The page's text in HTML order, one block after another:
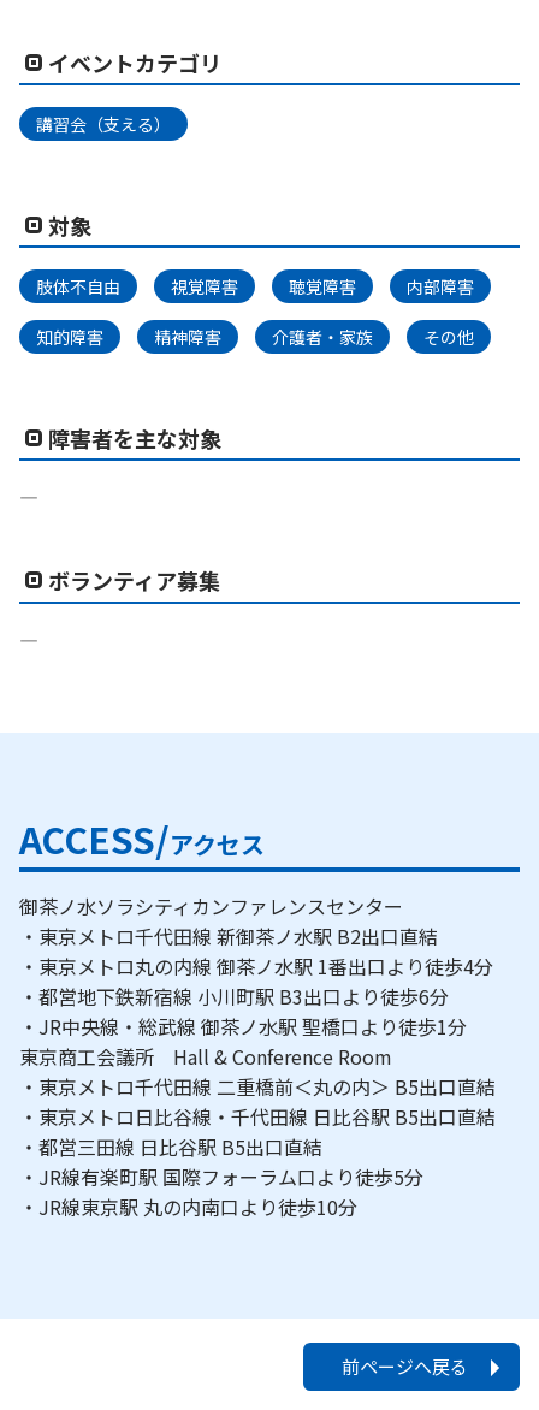
イベントカテゴリ
講習会（支える）
対象
肢体不自由 視覚障害 聴覚障害 内部障害
知的障害 精神障害 介護者・家族 その他
障害者を主な対象
―
ボランティア募集
―
ACCESS/アクセス
御茶ノ水ソラシティカンファレンスセンター
・東京メトロ千代田線 新御茶ノ水駅 B2出口直結
・東京メトロ丸の内線 御茶ノ水駅 1番出口より徒歩4分
・都営地下鉄新宿線 小川町駅 B3出口より徒歩6分
・JR中央線・総武線 御茶ノ水駅 聖橋口より徒歩1分
東京商工会議所 Hall & Conference Room
・東京メトロ千代田線 二重橋前＜丸の内＞ B5出口直結
・東京メトロ日比谷線・千代田線 日比谷駅 B5出口直結
・都営三田線 日比谷駅 B5出口直結
・JR線有楽町駅 国際フォーラム口より徒歩5分
・JR線東京駅 丸の内南口より徒歩10分
前ページへ戻る